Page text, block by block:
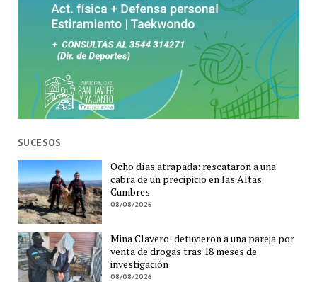
SUCESOS
Ocho días atrapada: rescataron a una
cabra de un precipicio en las Altas
Cumbres
08/08/2026
Mina Clavero: detuvieron a una pareja por
venta de drogas tras 18 meses de
investigación
08/08/2026